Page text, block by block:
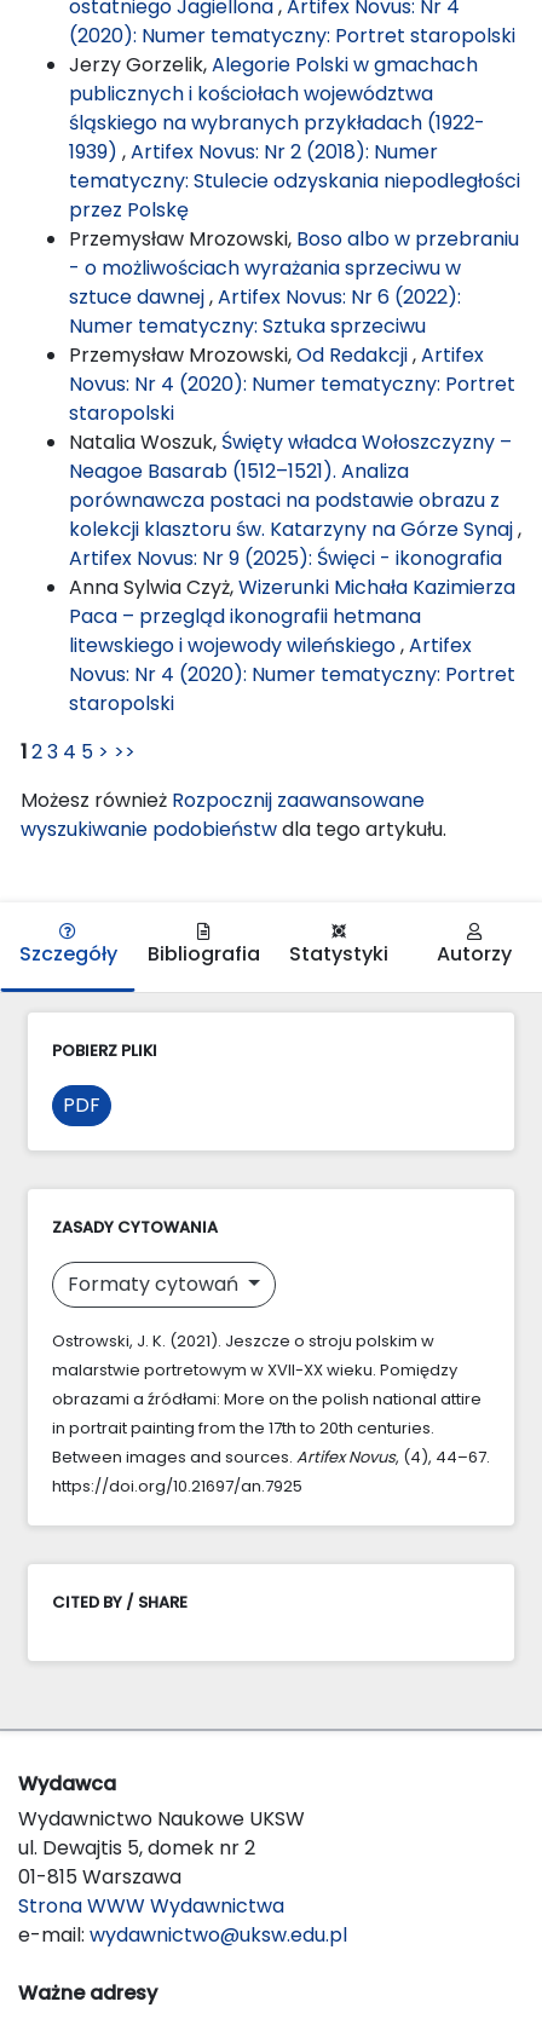
ostatniego Jagiellona,Artifex Novus: Nr 4
(2020): Numer tematyczny: Portret staropolski
Jerzy Gorzelik,Alegorie Polski w gmachach
publicznych i kościołach województwa
śląskiego na wybranych przykładach (1922-
1939) ,Artifex Novus: Nr 2 (2018): Numer
tematyczny: Stulecie odzyskania niepodległości
przez Polskę
Przemysław Mrozowski, Boso albo w przebraniu
- o możliwościach wyrażania sprzeciwu w
sztuce dawnej,Artifex Novus: Nr 6 (2022):
Numer tematyczny: Sztuka sprzeciwu
Przemysław Mrozowski,Od Redakcji,Artifex
Novus: Nr 4 (2020): Numer tematyczny: Portret
staropolski
Natalia Woszuk, Święty władca Wołoszczyzny –
Neagoe Basarab (1512–1521). Analiza
porównawcza postaci na podstawie obrazu z
kolekcji klasztoru św. Katarzyny na Górze Synaj,
Artifex Novus: Nr 9 (2025): Święci - ikonografia
Anna Sylwia Czyż,Wizerunki Michała Kazimierza
Paca – przegląd ikonografii hetmana
litewskiego i wojewody wileńskiego,Artifex
Novus: Nr 4 (2020): Numer tematyczny: Portret
staropolski
123 4 5 > >>
Możesz również Rozpocznij zaawansowane
wyszukiwanie podobieństwdla tego artykułu.
Szczegóły Bibliografia Statystyki Autorzy
POBIERZ PLIKI
PDF
ZASADY CYTOWANIA
Formaty cytowań
Ostrowski, J. K. (2021). Jeszcze o stroju polskim w
malarstwie portretowym w XVII-XX wieku. Pomiędzy
obrazami a źródłami: More on the polish national attire
in portrait painting from the 17th to 20th centuries.
Between images and sources. Artifex Novus, (4), 44–67.
https://doi.org/10.21697/an.7925
CITED BY / SHARE
Wydawca
Wydawnictwo Naukowe UKSW
ul. Dewajtis 5, domek nr 2
01-815 Warszawa
Strona WWW Wydawnictwa
e-mail: wydawnictwo@uksw.edu.pl
Ważne adresy